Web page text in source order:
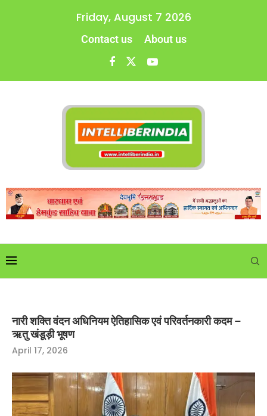
Friday, August 7 2026
Contact us About us
नारी शक्ति वंदन अधिनियम ऐतिहासिक एवं परिवर्तनकारी कदम –
ऋतु खंडूड़ी भूषण
April 17, 2026